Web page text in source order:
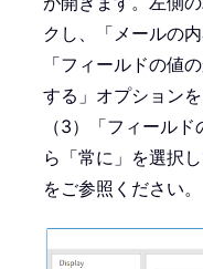
クし、「メールの
「フィールドの値
する」オプション
（3）「フィール
ら「常に」を選択
をご参照ください。